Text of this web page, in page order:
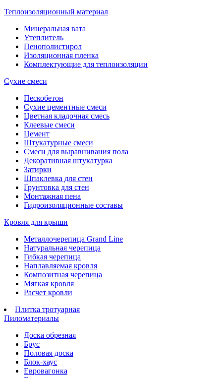
Теплоизоляционный материал
Минеральная вата
Утеплитель
Пенополистирол
Изоляционная пленка
Комплектующие для теплоизоляции
Сухие смеси
Пескобетон
Сухие цементные смеси
Цветная кладочная смесь
Клеевые смеси
Цемент
Штукатурные смеси
Смеси для выравнивания пола
Декоративная штукатурка
Затирки
Шпаклевка для стен
Грунтовка для стен
Монтажная пена
Гидроизоляционные составы
Кровля для крыши
Металлочерепица Grand Line
Натуральная черепица
Гибкая черепица
Наплавляемая кровля
Композитная черепица
Мягкая кровля
Расчет кровли
Плитка тротуарная
Пиломатериалы
Доска обрезная
Брус
Половая доска
Блок-хаус
Евровагонка